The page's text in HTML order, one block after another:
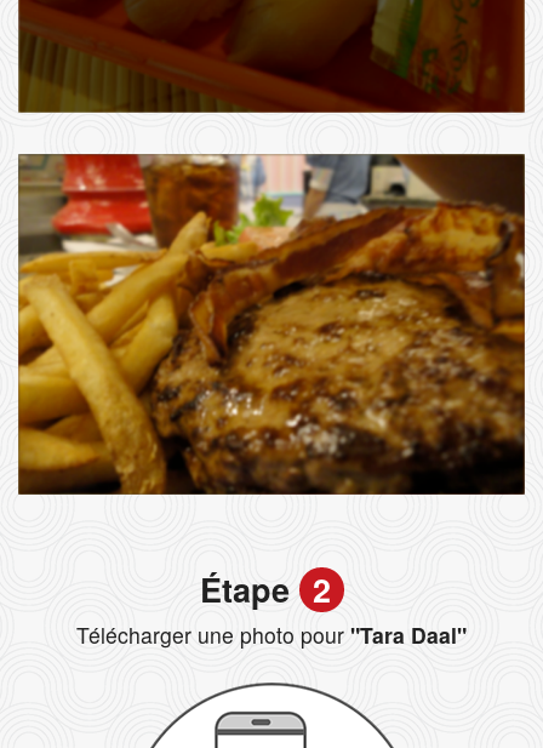
Étape 2
Télécharger une photo pour "Tara Daal"